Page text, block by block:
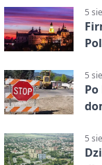
5
5
5